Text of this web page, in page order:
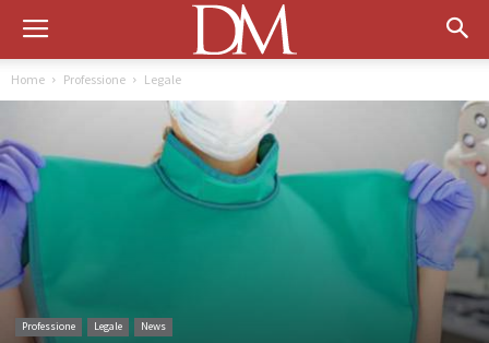
Home Professione Legale
Professione Legale News